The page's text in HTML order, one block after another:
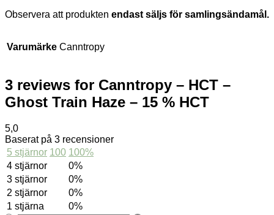
Observera att produkten endast säljs för samlingsändamål.
Varumärke Canntropy
3 reviews for Canntropy – HCT –
Ghost Train Haze – 15 % HCT
5,0
Baserat på 3 recensioner
5 stjärnor 100 100%
4 stjärnor
0%
3 stjärnor
0%
2 stjärnor
0%
1 stjärna
0%